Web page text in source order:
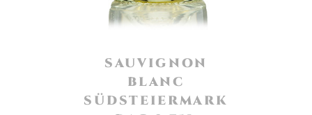
SAUVIGNON
BLANC
SÜDSTEIERMARK